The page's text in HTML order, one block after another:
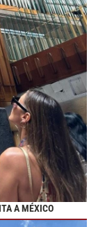
A MÉXICO